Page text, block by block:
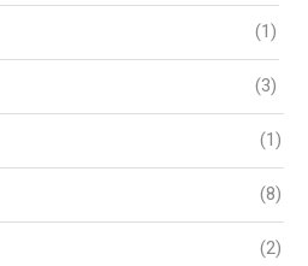
(1)
(3)
(1)
(8)
(2)